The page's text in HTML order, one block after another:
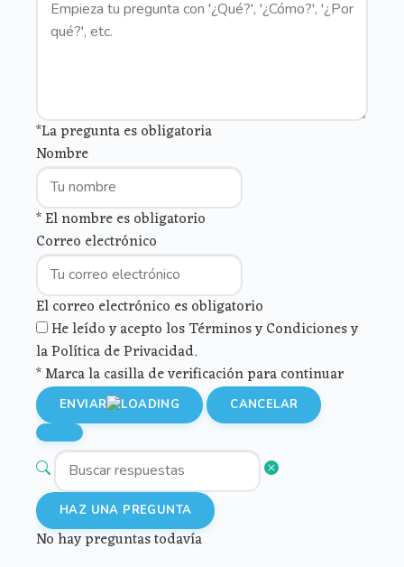
*La pregunta es obligatoria
Nombre
* El nombre es obligatorio
Correo electrónico
El correo electrónico es obligatorio
He leído y acepto los Términos y Condiciones y
la Política de Privacidad.
* Marca la casilla de verificación para continuar
ENVIAR CANCELAR
HAZ UNA PREGUNTA
No hay preguntas todavía